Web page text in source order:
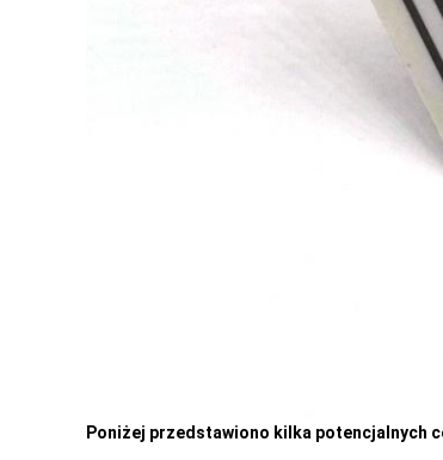
Poniżej przedstawiono kilka potencjalnych